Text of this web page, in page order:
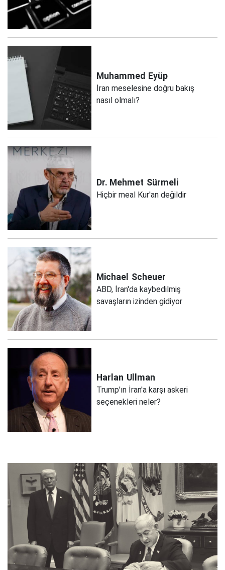
Muhammed Eyüp
İran meselesine doğru bakış
nasıl olmalı?
Dr. Mehmet Sürmeli
Hiçbir meal Kur'an değildir
Michael Scheuer
ABD, İran'da kaybedilmiş
savaşların izinden gidiyor
Harlan Ullman
Trump'ın İran'a karşı askeri
seçenekleri neler?